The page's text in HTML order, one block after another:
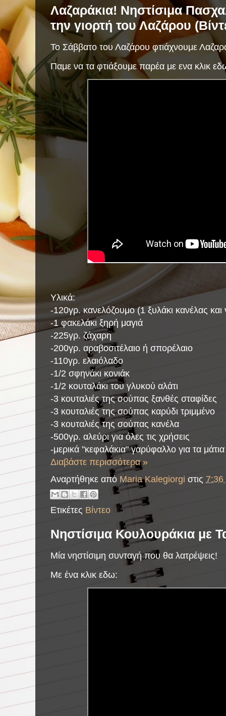
Λαζαράκια! Νηστίσιμα
την γιορτή του Λαζάρου
Το Σάββατο του Λαζάρου φτιάχνουμε
Παμε να τα φτιάξουμε παρέα με ενα κλικ
Υλικά:
-120γρ. κανελόζουμο (1 ξυλάκι κανέλας και
-1 φακελάκι ξηρή μαγιά
-225γρ. ζάχαρη
-200γρ. αραβοσιτέλαιο ή σπορέλαιο
-110γρ. ελαιόλαδο
-1/2 σφηνάκι κονιάκ
-1/2 κουταλάκι του γλυκού αλάτι
-3 κουταλιές της σούπας ξανθές σταφίδες
-3 κουταλιές της σούπας καρύδι τριμμένο
-3 κουταλιές της σούπας κανέλα
-500γρ. αλεύρι για όλες τις χρήσεις
-μερικά "κεφαλάκια" γαρύφαλλο για τα μάτια
Διαβάστε περισσότερα »
Αναρτήθηκε από Maria Kalegiorgi στις 7:36
Ετικέτες Βίντεο
Νηστίσιμα Κουλουράκια με
Μία νηστίσιμη συνταγή που θα λατρέψεις!
Με ένα κλικ εδω: